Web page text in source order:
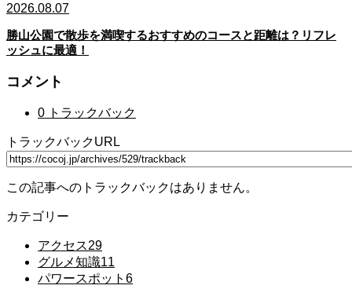
2026.08.07
勝山公園で散歩を満喫するおすすめのコースと距離は？リフレ
ッシュに最適！
コメント
0 トラックバック
トラックバックURL
この記事へのトラックバックはありません。
カテゴリー
アクセス29
グルメ知識11
パワースポット 6